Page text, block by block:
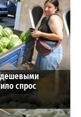
26-летний
дешевыми
спрос